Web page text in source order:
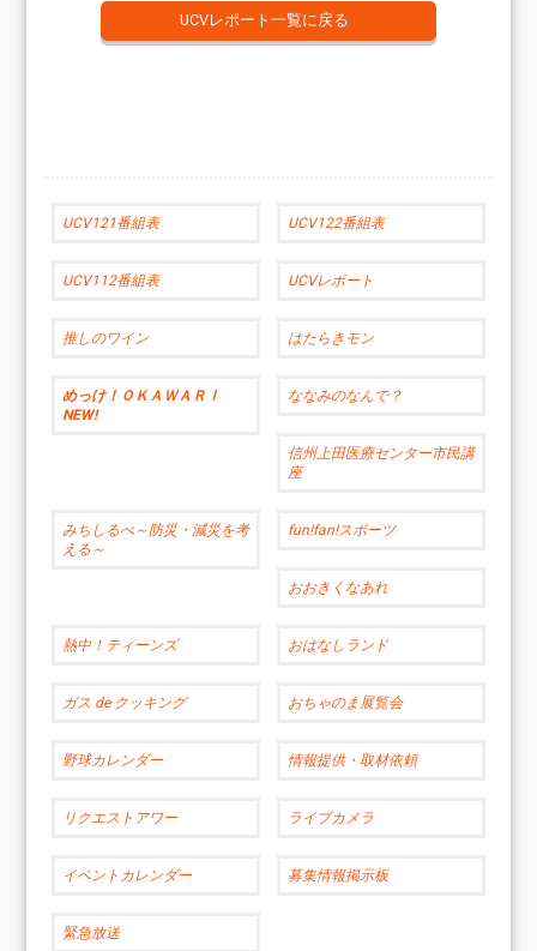
UCVレポート一覧に戻る
UCV121番組表 UCV122番組表
UCV112番組表 UCVレポート
推しのワイン はたらきモン
めっけ！ＯＫＡＷＡＲＩ
NEW!
ななみのなんで？
信州上田医療センター市民講
座
みちしるべ～防災・減災を考
える～
fun!fan!スポーツ
おおきくなあれ
熱中！ティーンズ おはなしランド
ガス de クッキング おちゃのま展覧会
野球カレンダー 情報提供・取材依頼
リクエストアワー ライブカメラ
イベントカレンダー 募集情報掲示板
緊急放送